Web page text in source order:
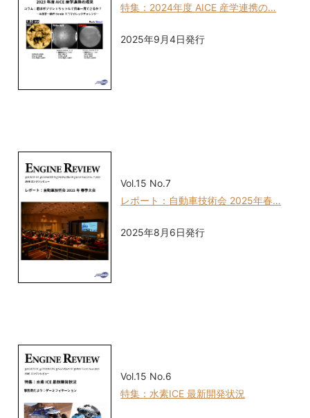
特集：2024年度 AICE 産学連携の…
2025年9月4日発行
Vol.15 No.7
レポート：自動車技術会 2025年春…
2025年8月6日発行
Vol.15 No.6
特集：水素ICE 最新開発状況